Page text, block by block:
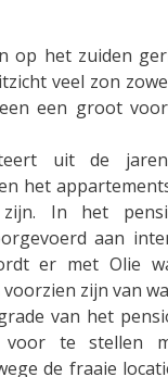
op het zuiden
veel zon
een groot
uit de
het
zijn. In het
aan
er met Olie
zijn van
van het
voor te stellen
de fraaie